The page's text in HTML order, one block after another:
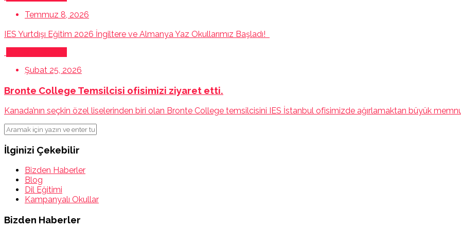
Temmuz 8, 2026
IES Yurtdışı Eğitim 2026 İngiltere ve Almanya Yaz Okullarımız Başladı!
Şubat 25, 2026
Bronte College Temsilcisi ofisimizi ziyaret etti.
Kanada’nın seçkin özel liselerinden biri olan Bronte College temsilcisini IES İstanbul ofisimizde ağırlamaktan büyük
İlginizi Çekebilir
Bizden Haberler
Blog
Dil Eğitimi
Kampanyalı Okullar
Bizden Haberler